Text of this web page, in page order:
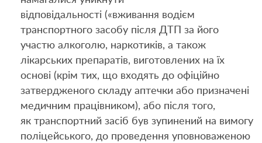
відповідальності («вживання водієм
транспортного засобу після ДТП за його
участю алкоголю, наркотиків, а також
лікарських препаратів, виготовлених на їх
основі (крім тих, що входять до офіційно
затвердженого складу аптечки або призначені
медичним працівником), або після того,
як транспортний засіб був зупинений на вимогу
поліцейського, до проведення уповноваженою